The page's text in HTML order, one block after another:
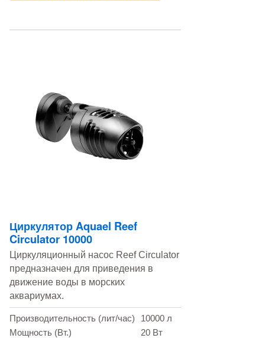
Циркулятор Aquael Reef
Circulator 10000
​Циркуляционный насос Reef Circulator
предназначен для приведения в
движение воды в морских
аквариумах.
Производительность (лит/час)
10000 л
Мощность (Вт.)
20 Вт